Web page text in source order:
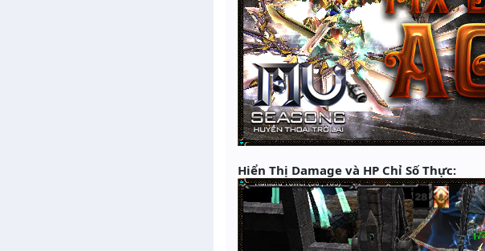
Hiển Thị Damage và HP Chỉ Số Thực: